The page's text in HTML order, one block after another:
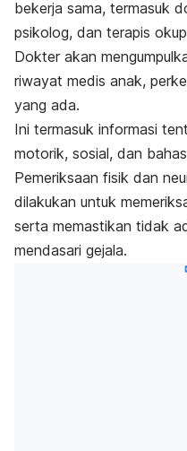
bekerja sama, termasuk
psikolog, dan terapis
Dokter akan
riwayat medis anak,
yang ada.
Ini termasuk informasi
motorik, sosial, dan
Pemeriksaan fisik dan
dilakukan untuk
serta memastikan tidak
mendasari gejala.